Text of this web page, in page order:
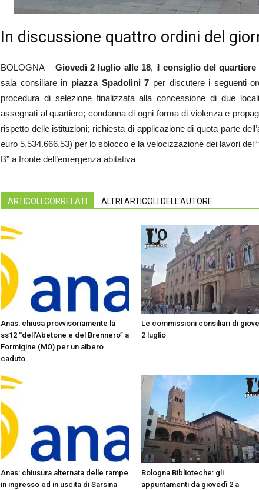
In discussione quattro ordini del
BOLOGNA –Giovedì 2 luglio alle 18, il consiglio del quartiere
sala consiliare in piazza Spadolini 7 per discutere i seguenti
procedura di selezione finalizzata alla concessione di due
assegnati al quartiere; condanna di ogni forma di violenza e
rispetto delle istituzioni; richiesta di applicazione di quota parte
euro 5.534.666,53) per lo sblocco e la velocizzazione dei lavori del
B” a fronte dell’emergenza abitativa
ARTICOLI CORRELATI ALTRI ARTICOLI DELL'AUTORE
Anas: chiusa provvisoriamente la
ss12 “dell’Abetone e del Brennero” a
Formigine (MO) per un albero
caduto
Le commissioni consiliari di
2 luglio
Anas: chiusura alternata delle rampe
in ingresso ed in uscita di Sarsina
Bologna Biblioteche: gli
appuntamenti da giovedì 2 a